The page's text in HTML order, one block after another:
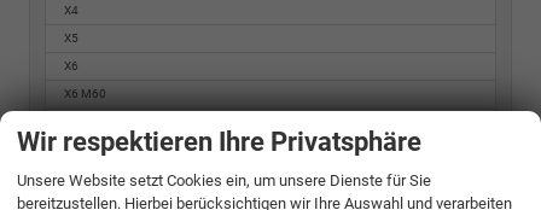
X4
X5
X6
X6 M60
BYD
Wir respektieren Ihre Privatsphäre
Unsere Website setzt Cookies ein, um unsere Dienste für Sie
bereitzustellen. Hierbei berücksichtigen wir Ihre Auswahl und verarbeiten